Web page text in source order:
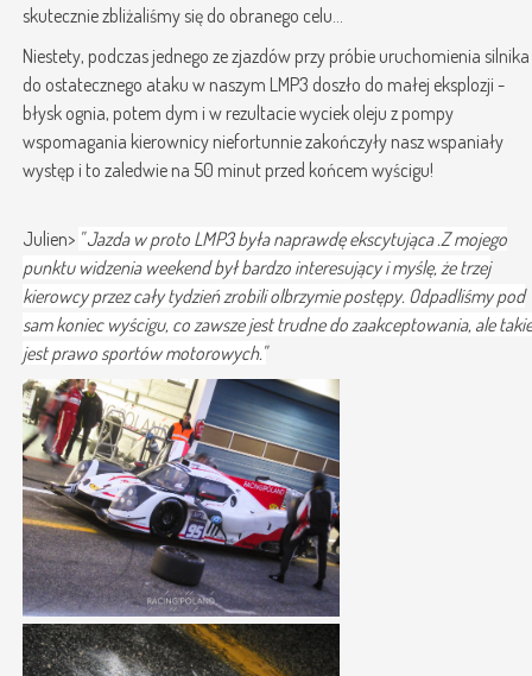
skutecznie zbliżaliśmy się do obranego celu...
Niestety, podczas jednego ze zjazdów przy próbie uruchomienia silnika
do ostatecznego ataku w naszym LMP3 doszło do małej eksplozji -
błysk ognia, potem dym i w rezultacie wyciek oleju z pompy
wspomagania kierownicy niefortunnie zakończyły nasz wspaniały
występ i to zaledwie na 50 minut przed końcem wyścigu!
Julien> " Jazda w proto LMP3 była naprawdę ekscytująca .Z mojego
punktu widzenia weekend był bardzo interesujący i myślę, że trzej
kierowcy przez cały tydzień zrobili olbrzymie postępy. Odpadliśmy pod
sam koniec wyścigu, co zawsze jest trudne do zaakceptowania, ale takie
jest prawo sportów motorowych."